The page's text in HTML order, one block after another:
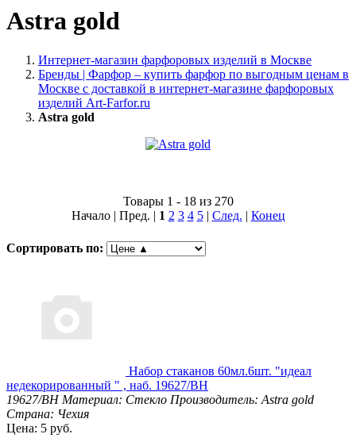
Astra gold
Интернет-магазин фарфоровых изделий в Москве
Бренды | Фарфор – купить фарфор по выгодным ценам в
Москве с доставкой в интернет-магазине фарфоровых
изделий Art-Farfor.ru
Astra gold
Товары 1 - 18 из 270
Начало | Пред. | 1 2 3 4 5| След. | Конец
Сортировать по:
Набор стаканов 60мл.6шт. "идеал
недекорированный " , наб. 19627/BH
19627/BH Материал: Стекло Производитель: Astra gold
Страна: Чехия
Цена: 5 руб.